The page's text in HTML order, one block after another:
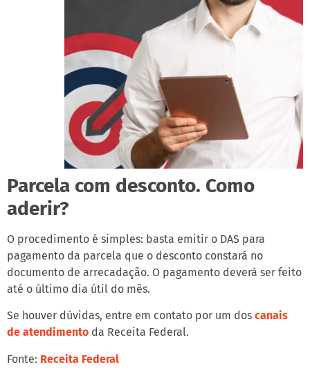
Parcela com desconto. Como
aderir?
O procedimento é simples: basta emitir o DAS para
pagamento da parcela que o desconto constará no
documento de arrecadação. O pagamento deverá ser feito
até o último dia útil do mês.
Se houver dúvidas, entre em contato por um dos canais
de atendimento da Receita Federal.
Fonte: Receita Federal